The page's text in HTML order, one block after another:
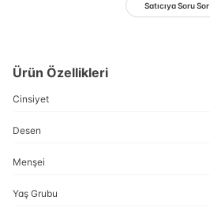
Satıcıya Soru Sor
Ürün Özellikleri
Cinsiyet
Desen
Menşei
Yaş Grubu